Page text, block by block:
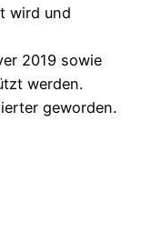
wird und
2019 sowie
werden.
geworden.